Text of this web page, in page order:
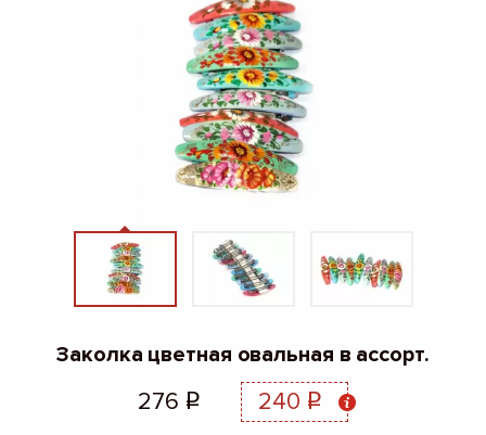
Заколка цветная овальная в ассорт.
276 q 240 q